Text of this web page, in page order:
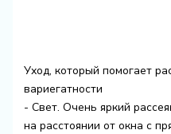
Уход, который помогает
вариегатности
- Свет. Очень яркий
на расстоянии от окна с